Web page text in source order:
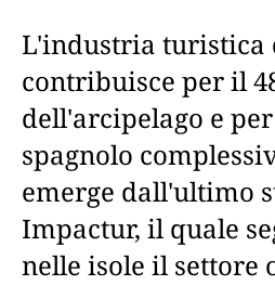
L'industria turistica
contribuisce per il
dell'arcipelago e
spagnolo
emerge dall'ultimo
Impactur, il quale
nelle isole il settore